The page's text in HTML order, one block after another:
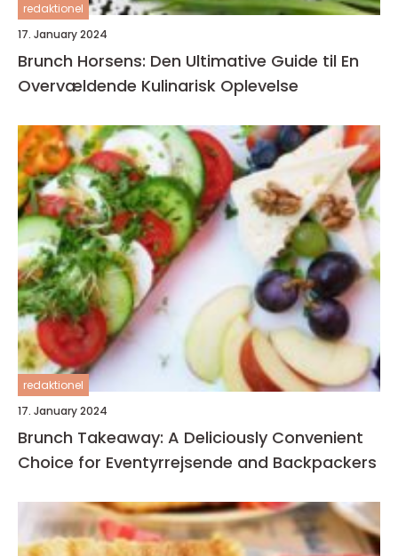
redaktionel
17. January 2024
Brunch Horsens: Den Ultimative Guide til En
Overvældende Kulinarisk Oplevelse
redaktionel
17. January 2024
Brunch Takeaway: A Deliciously Convenient
Choice for Eventyrrejsende and Backpackers